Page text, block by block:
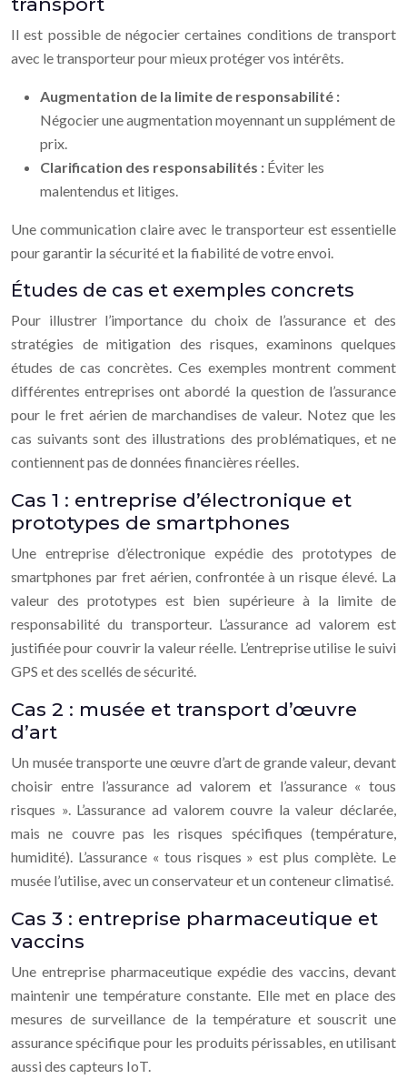
Il est possible de négocier certaines conditions de transport
avec le transporteur pour mieux protéger vos intérêts.
Augmentation de la limite de responsabilité :
Négocier une augmentation moyennant un supplément de
prix.
Clarification des responsabilités : Éviter les
malentendus et litiges.
Une communication claire avec le transporteur est essentielle
pour garantir la sécurité et la fiabilité de votre envoi.
Études de cas et exemples concrets
Pour illustrer l’importance du choix de l’assurance et des
stratégies de mitigation des risques, examinons quelques
études de cas concrètes. Ces exemples montrent comment
différentes entreprises ont abordé la question de l’assurance
pour le fret aérien de marchandises de valeur. Notez que les
cas suivants sont des illustrations des problématiques, et ne
contiennent pas de données financières réelles.
Cas 1 : entreprise d’électronique et
prototypes de smartphones
Une entreprise d’électronique expédie des prototypes de
smartphones par fret aérien, confrontée à un risque élevé. La
valeur des prototypes est bien supérieure à la limite de
responsabilité du transporteur. L’assurance ad valorem est
justifiée pour couvrir la valeur réelle. L’entreprise utilise le suivi
GPS et des scellés de sécurité.
Cas 2 : musée et transport d’œuvre
d’art
Un musée transporte une œuvre d’art de grande valeur, devant
choisir entre l’assurance ad valorem et l’assurance « tous
risques ». L’assurance ad valorem couvre la valeur déclarée,
mais ne couvre pas les risques spécifiques (température,
humidité). L’assurance « tous risques » est plus complète. Le
musée l’utilise, avec un conservateur et un conteneur climatisé.
Cas 3 : entreprise pharmaceutique et
vaccins
Une entreprise pharmaceutique expédie des vaccins, devant
maintenir une température constante. Elle met en place des
mesures de surveillance de la température et souscrit une
assurance spécifique pour les produits périssables, en utilisant
aussi des capteurs IoT.